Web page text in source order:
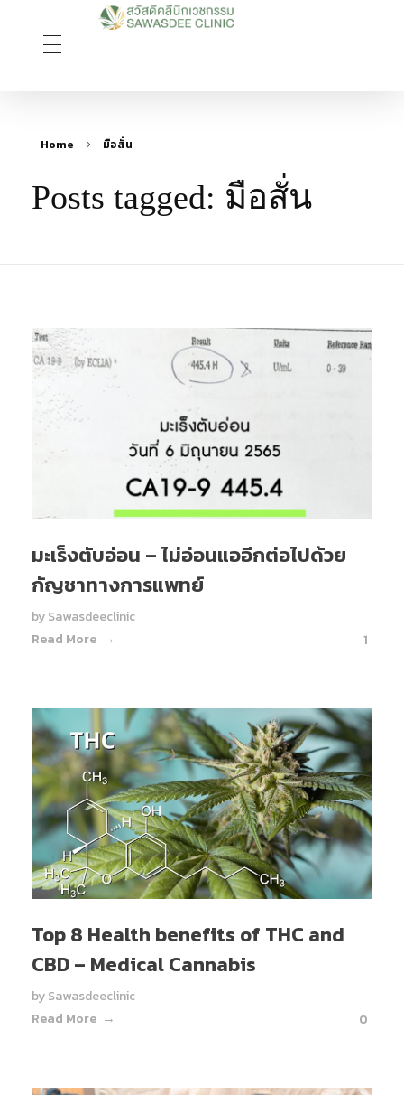
Home มือสั่น
Posts tagged: มือสั่น
มะเร็งตับอ่อน – ไม่อ่อนแออีกต่อไปด้วย
กัญชาทางการแพทย์
bySawasdeeclinic
Read More
1
Top 8 Health benefits of THC and
CBD – Medical Cannabis
bySawasdeeclinic
Read More
0